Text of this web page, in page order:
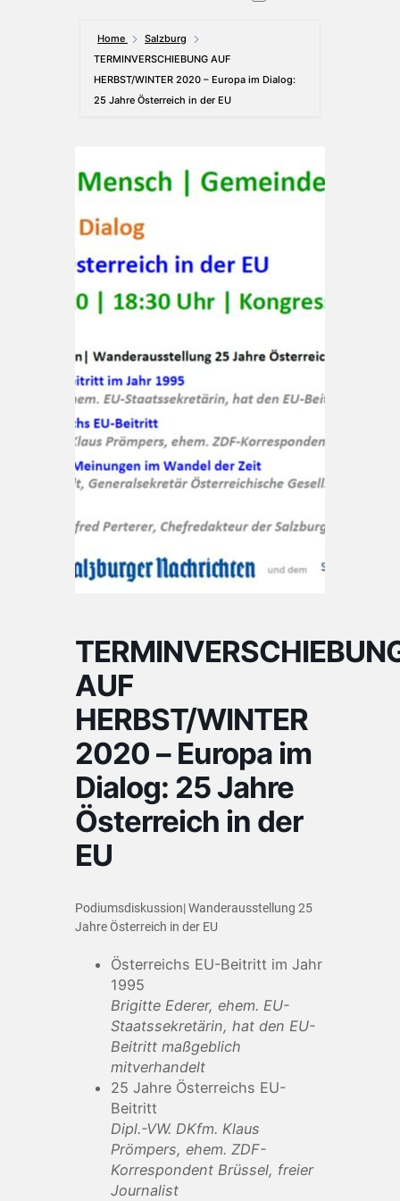
Home
Salzburg
TERMINVERSCHIEBUNG AUF
HERBST/WINTER 2020 – Europa im Dialog:
25 Jahre Österreich in der EU
AUF
HERBST/WINTER
2020 – Europa im
Dialog: 25 Jahre
Österreich in der
EU
Podiumsdiskussion| Wanderausstellung 25
Jahre Österreich in der EU
Österreichs EU-Beitritt im Jahr
1995
Brigitte Ederer, ehem. EU-
Staatssekretärin, hat den EU-
Beitritt maßgeblich
mitverhandelt
25 Jahre Österreichs EU-
Beitritt
Dipl.-VW. DKfm. Klaus
Prömpers, ehem. ZDF-
Korrespondent Brüssel, freier
Journalist